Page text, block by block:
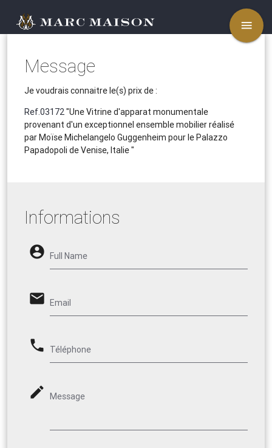
menu
Message
Je voudrais connaitre le(s) prix de :
Ref.03172"Une Vitrine d'apparat monumentale
provenant d'un exceptionnel ensemble mobilier réalisé
par Moïse Michelangelo Guggenheim pour le Palazzo
Papadopoli de Venise, Italie "
Informations
account_circle Full Name
email Email
phone Téléphone
mode_edit Message